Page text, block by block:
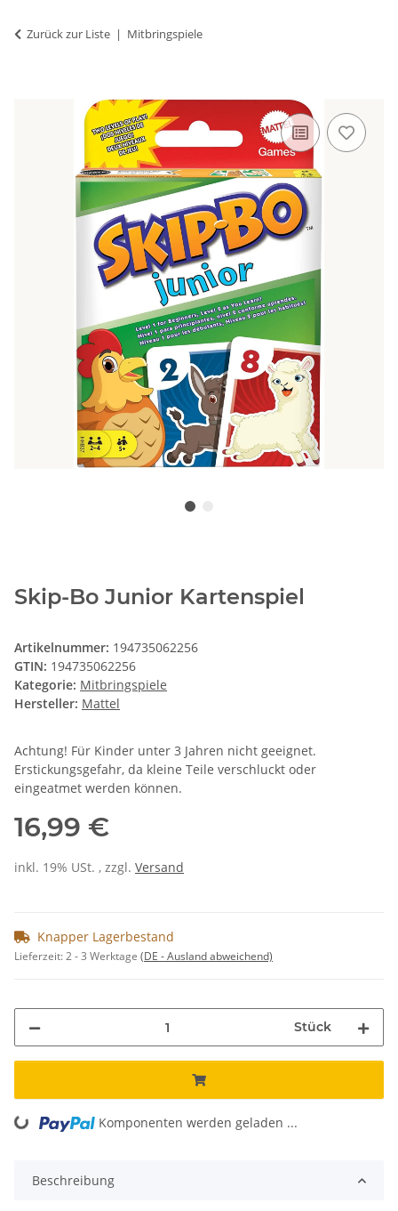
Zurück zur Liste Mitbringspiele
Skip-Bo Junior Kartenspiel
Artikelnummer: 194735062256
GTIN: 194735062256
Kategorie: Mitbringspiele
Hersteller: Mattel
Achtung! Für Kinder unter 3 Jahren nicht geeignet.
Erstickungsgefahr, da kleine Teile verschluckt oder
eingeatmet werden können.
16,99 €
inkl. 19% USt. , zzgl. Versand
Knapper Lagerbestand
Lieferzeit:2 - 3 Werktage (DE - Ausland abweichend)
Stück
Komponenten werden geladen ...
Beschreibung